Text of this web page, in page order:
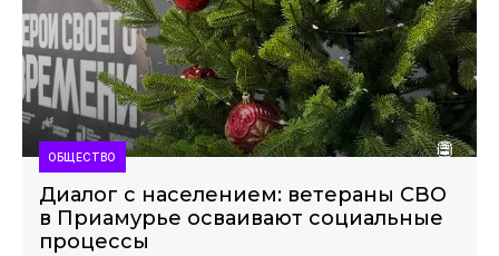
ОБЩЕСТВО
Диалог с населением: ветераны СВО
в Приамурье осваивают социальные
процессы